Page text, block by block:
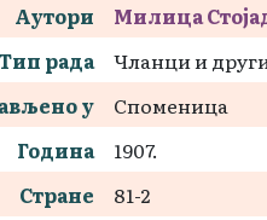
Аутори
Милица
рада
Чланци и
у
Споменица
Година
1907.
Стране
81-2